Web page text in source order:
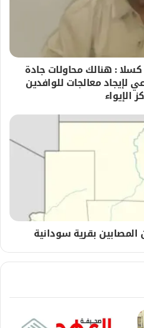
كسلا : هنالك محاولات جادة
لإيجاد معالجات للوافدين
الإيواء
بقرية سودانية